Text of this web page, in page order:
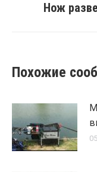
Нож
Похожие